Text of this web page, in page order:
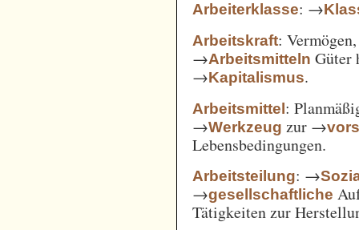
Arbeiterklasse: →
Arbeitskraft:
→Arbeitsmitteln Güter
→Kapitalismus.
Arbeitsmittel:
→Werkzeug zur →
Lebensbedingungen.
Arbeitsteilung: →
→gesellschaftliche
Tätigkeiten zur